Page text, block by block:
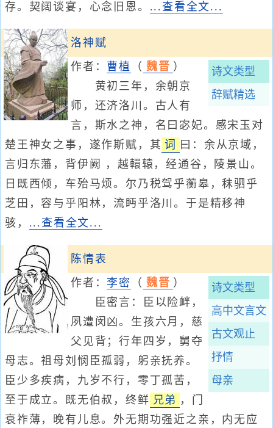
存。契阔谈宴，心念旧恩。 ...查看全文...
洛神赋
诗文类型
辞赋精选
作者： 曹植 （ 魏晋 ）
黄初三年，余朝京
师，还济洛川。古人有
言，斯水之神，名曰宓妃。感宋玉对
楚王神女之事，遂作斯赋，其 词
曰：余从京域，
言归东藩，背伊阙 ，越轘辕，经通谷，陵景山。
日既西倾，车殆马烦。尔乃税驾乎蘅皋，秣驷乎
芝田，容与乎阳林，流眄乎洛川。于是精移神
骇， ...查看全文...
陈情表
诗文类型
高中文言文
古文观止
抒情
母亲
作者：李密 （ 魏晋 ）
臣密言：臣以险衅，
夙遭闵凶。生孩六月，慈
父见背；行年四岁，舅夺
母志。祖母刘悯臣孤弱，躬亲抚养。
臣少多疾病，九岁不行，零丁孤苦，
至于成立。既无伯叔，终鲜 兄弟 ，门
衰祚薄，晚有儿息。外无期功强近之亲，内无应